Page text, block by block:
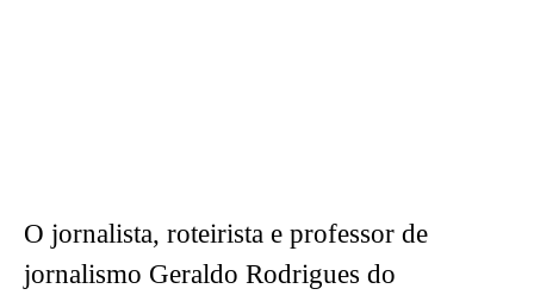
O jornalista, roteirista e professor de
jornalismo Geraldo Rodrigues do